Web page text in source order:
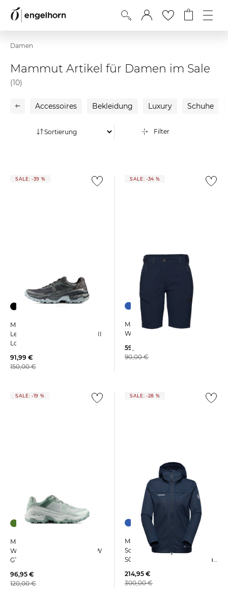
Damen
Mammut Artikel für Damen im Sale
(10)
Accessoires Bekleidung Luxury Schuhe
Filter
SALE: -39 %
Mammut | Damen
Leichtwanderschuhe "Sertig II
Low"
91,99 €
150,00 €
SALE: -34 %
Mammut | Damen
Wandershorts RUNBLOD IV
59,45 €
90,00 €
SALE: -19 %
Mammut | Damen
Wanderschuhe GIRUN II LOW
GTX
96,95 €
120,00 €
SALE: -28 %
Mammut | Damen
Softshelljacke ULTIMATE VIII
SO HOODED JACKET Regular
214,95 €
300,00 €